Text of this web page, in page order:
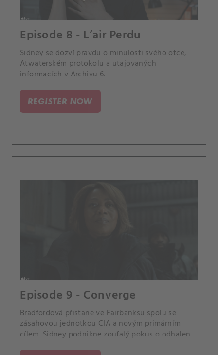
Episode 8 - L’air Perdu
Sidney se dozví pravdu o minulosti svého otce,
Atwaterském protokolu a utajovaných
informacích v Archivu 6.
REGISTER NOW
Episode 9 - Converge
Bradfordová přistane ve Fairbanksu spolu se
zásahovou jednotkou CIA a novým primárním
cílem. Sidney podnikne zoufalý pokus o odhalení